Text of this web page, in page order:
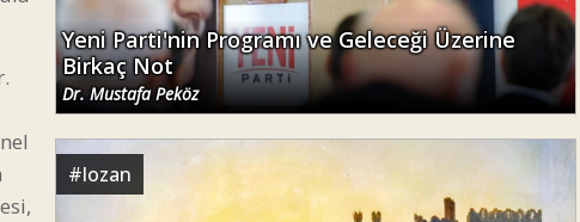
Yeni Parti'nin Programı ve Geleceği Üzerine
Birkaç Not
Dr. Mustafa Peköz
#lozan